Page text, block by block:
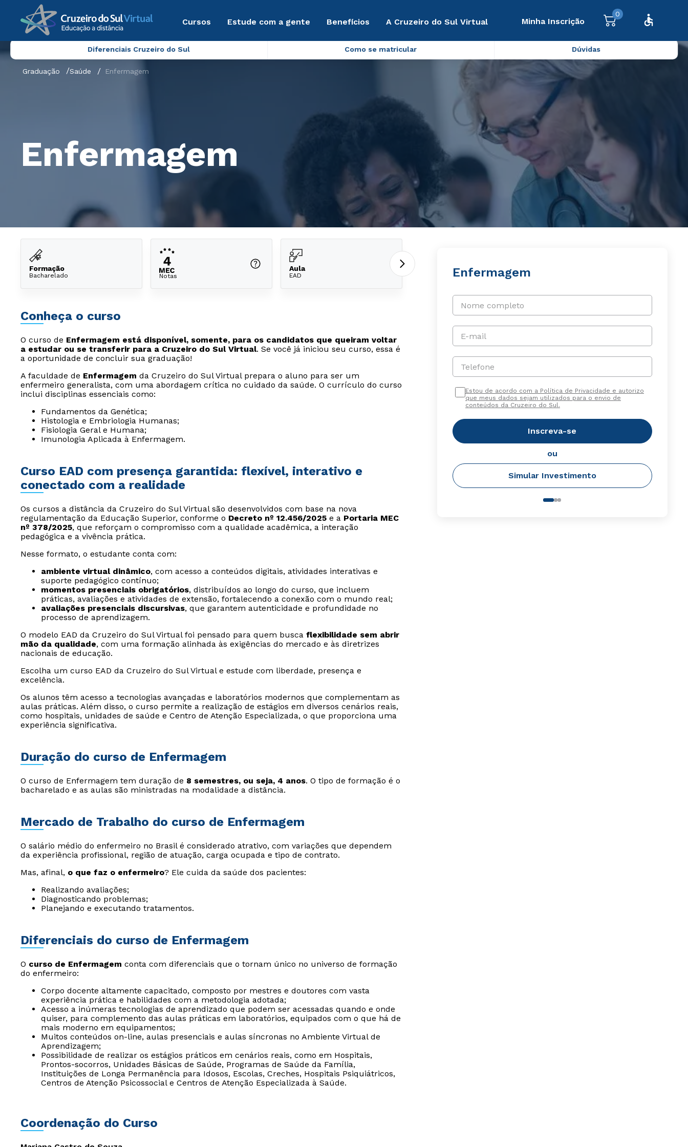
Cursos Estude com a gente Benefícios A Cruzeiro do Sul Virtual Minha Inscrição
0
Diferenciais Cruzeiro do Sul Como se matricular Dúvidas
Graduação Saúde Enfermagem
Enfermagem
Formação
Bacharelado Notas
Aula
EAD
Conheça o curso
O curso de Enfermagem está disponível, somente, para os candidatos que queiram voltar
a estudar ou se transferir para a Cruzeiro do Sul Virtual. Se você já iniciou seu curso, essa é
a oportunidade de concluir sua graduação!
A faculdade de Enfermagem da Cruzeiro do Sul Virtual prepara o aluno para ser um
enfermeiro generalista, com uma abordagem crítica no cuidado da saúde. O currículo do curso
inclui disciplinas essenciais como:
Fundamentos da Genética;
Histologia e Embriologia Humanas;
Fisiologia Geral e Humana;
Imunologia Aplicada à Enfermagem.
Curso EAD com presença garantida: flexível, interativo e
conectado com a realidade
Os cursos a distância da Cruzeiro do Sul Virtual são desenvolvidos com base na nova
regulamentação da Educação Superior, conforme o Decreto nº 12.456/2025 e a Portaria MEC
nº 378/2025, que reforçam o compromisso com a qualidade acadêmica, a interação
pedagógica e a vivência prática.
Nesse formato, o estudante conta com:
ambiente virtual dinâmico, com acesso a conteúdos digitais, atividades interativas e
suporte pedagógico contínuo;
momentos presenciais obrigatórios, distribuídos ao longo do curso, que incluem
práticas, avaliações e atividades de extensão, fortalecendo a conexão com o mundo real;
avaliações presenciais discursivas, que garantem autenticidade e profundidade no
processo de aprendizagem.
O modelo EAD da Cruzeiro do Sul Virtual foi pensado para quem busca flexibilidade sem abrir
mão da qualidade, com uma formação alinhada às exigências do mercado e às diretrizes
nacionais de educação.
Escolha um curso EAD da Cruzeiro do Sul Virtual e estude com liberdade, presença e
excelência.
Os alunos têm acesso a tecnologias avançadas e laboratórios modernos que complementam as
aulas práticas. Além disso, o curso permite a realização de estágios em diversos cenários reais,
como hospitais, unidades de saúde e Centro de Atenção Especializada, o que proporciona uma
experiência significativa.
Duração do curso de Enfermagem
O curso de Enfermagem tem duração de 8 semestres, ou seja, 4 anos. O tipo de formação é o
bacharelado e as aulas são ministradas na modalidade a distância.
Mercado de Trabalho do curso de Enfermagem
O salário médio do enfermeiro no Brasil é considerado atrativo, com variações que dependem
da experiência profissional, região de atuação, carga ocupada e tipo de contrato.
Mas, afinal, o que faz o enfermeiro? Ele cuida da saúde dos pacientes:
Realizando avaliações;
Diagnosticando problemas;
Planejando e executando tratamentos.
Diferenciais do curso de Enfermagem
O curso de Enfermagem conta com diferenciais que o tornam único no universo de formação
do enfermeiro:
Corpo docente altamente capacitado, composto por mestres e doutores com vasta
experiência prática e habilidades com a metodologia adotada;
Acesso a inúmeras tecnologias de aprendizado que podem ser acessadas quando e onde
quiser, para complemento das aulas práticas em laboratórios, equipados com o que há de
mais moderno em equipamentos;
Muitos conteúdos on-line, aulas presenciais e aulas síncronas no Ambiente Virtual de
Aprendizagem;
Possibilidade de realizar os estágios práticos em cenários reais, como em Hospitais,
Prontos-socorros, Unidades Básicas de Saúde, Programas de Saúde da Família,
Instituições de Longa Permanência para Idosos, Escolas, Creches, Hospitais Psiquiátricos,
Centros de Atenção Psicossocial e Centros de Atenção Especializada à Saúde.
Coordenação do Curso
Enfermagem
Nome completo
E-mail
Telefone
Estou de acordo com a Política de Privacidade e autorizo
que meus dados sejam utilizados para o envio de
conteúdos da Cruzeiro do Sul.
Inscreva-se
ou
Simular Investimento